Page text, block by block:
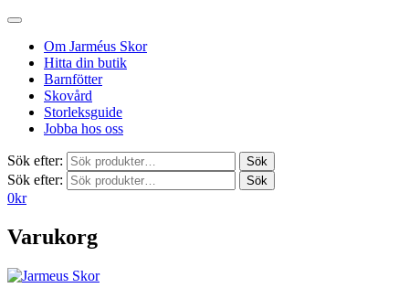
Om Jarméus Skor
Hitta din butik
Barnfötter
Skovård
Storleksguide
Jobba hos oss
Sök efter: Sök
Sök efter: Sök
0kr
Varukorg